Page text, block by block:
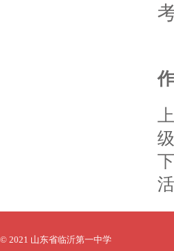
© 2021 山东省临沂第一中学